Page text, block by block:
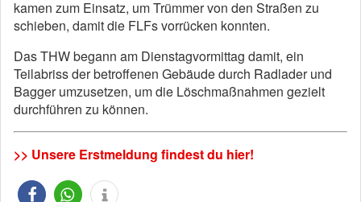
kamen zum Einsatz, um Trümmer von den Straßen zu
schieben, damit die FLFs vorrücken konnten.
Das THW begann am Dienstagvormittag damit, ein
Teilabriss der betroffenen Gebäude durch Radlader und
Bagger umzusetzen, um die Löschmaßnahmen gezielt
durchführen zu können.
>> Unsere Erstmeldung findest du hier!